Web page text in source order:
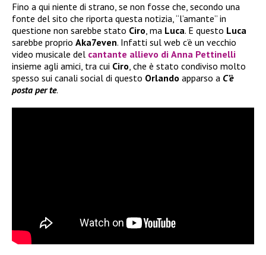
Fino a qui niente di strano, se non fosse che, secondo una
fonte del sito che riporta questa notizia, “l’amante” in
questione non sarebbe stato Ciro, ma Luca. E questo Luca
sarebbe proprio Aka7even. Infatti sul web c’è un vecchio
video musicale del cantante allievo di Anna Pettinelli
insieme agli amici, tra cui Ciro, che è stato condiviso molto
spesso sui canali social di questo Orlando apparso a C’è
posta per te.